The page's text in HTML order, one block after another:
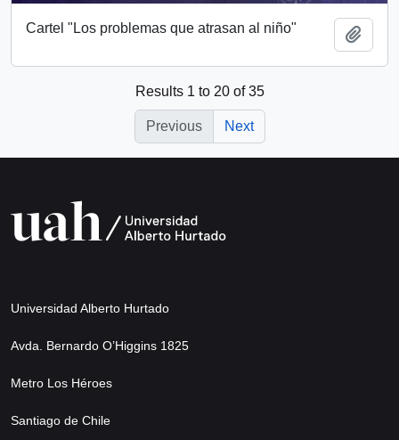
Cartel "Los problemas que atrasan al niño"
Results 1 to 20 of 35
Previous Next
Universidad Alberto Hurtado
Avda. Bernardo O’Higgins 1825
Metro Los Héroes
Santiago de Chile